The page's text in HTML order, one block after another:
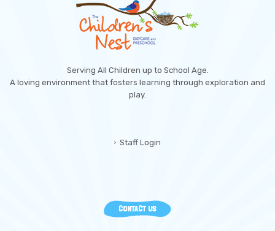
Serving All Children up to School Age.
A loving environment that fosters learning through exploration and
play.
Staff Login
CONTACT US